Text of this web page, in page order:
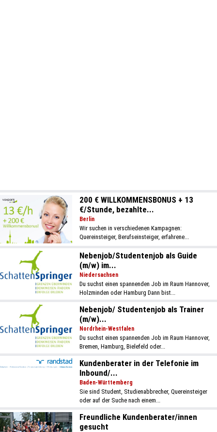
200 € WILLKOMMENSBONUS + 13
€/Stunde, bezahlte...
Berlin
Wir suchen in verschiedenen Kampagnen:
Quereinsteiger, Berufseinsteiger, erfahrene...
Nebenjob/Studentenjob als Guide
(m/w) im...
Niedersachsen
Du suchst einen spannenden Job im Raum Hannover,
Holzminden oder Hamburg Dann bist...
Nebenjob/ Studentenjob als Trainer
(m/w)...
Nordrhein-Westfalen
Du suchst einen spannenden Job im Raum Hannover,
Bremen, Hamburg, Bielefeld oder...
Kundenberater in der Telefonie im
Inbound/...
Baden-Württemberg
Sie sind Student, Studienabbrecher, Quereinsteiger
oder auf der Suche nach einem...
Freundliche Kundenberater/innen
gesucht